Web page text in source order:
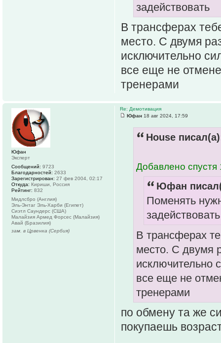
задействовать
В трансферах
место. С двумя
исключительно
все еще не
тренерами
Re: Демотивация
Юфан 18 авг 2024, 17:59
House
Добавлено спустя
Юфан
Поменять
задействовать
В трансферах
место. С двумя
исключительно
все еще не
тренерами
по обмену та же
покупаешь
Юфан
Эксперт
Сообщений: 9723
Благодарностей: 2633
Зарегистрирован: 27 фев 2004, 02:17
Откуда: Кириши, Россия
Рейтинг: 832
Мидлсбро (Англия)
Эль-Энтаг Эль-Харби (Египет)
Сиэтл Саундерс (США)
Малайзия Армед Форсес (Малайзия)
Авай (Бразилия)
зам. в Црвенка (Сербия)